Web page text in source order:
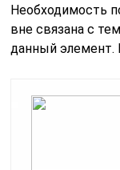
Необходимость
вне связана с
данный элемент.